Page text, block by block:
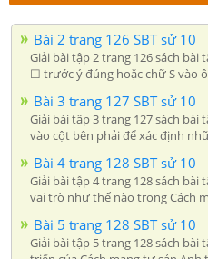
Bài 2 trang 126 SBT sử 10
Giải bài tập 2 trang 126 sách bài
☐ trước ý đúng hoặc chữ S vào
Bài 3 trang 127 SBT sử 10
Giải bài tập 3 trang 127 sách bài
vào cột bên phải để xác định
Bài 4 trang 128 SBT sử 10
Giải bài tập 4 trang 128 sách bài
vai trò như thế nào trong Cách
Bài 5 trang 128 SBT sử 10
Giải bài tập 5 trang 128 sách